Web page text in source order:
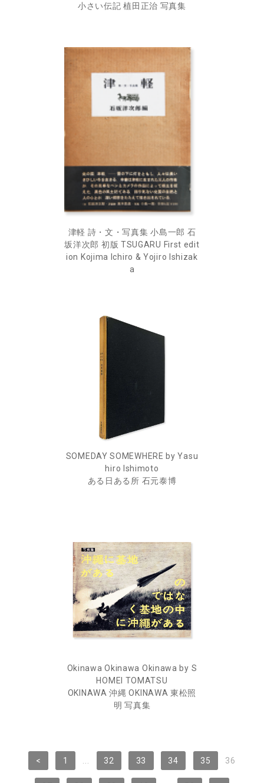
小さい伝記 植田正治 写真集
津軽 詩・文・写真集 小島一郎 石
坂洋次郎 初版 TSUGARU First edit
ion Kojima Ichiro & Yojiro Ishizak
a
SOMEDAY SOMEWHERE by Yasu
hiro Ishimoto
ある日ある所 石元泰博
Okinawa Okinawa Okinawa by S
HOMEI TOMATSU
OKINAWA 沖縄 OKINAWA 東松照
明 写真集
< 1 32 33 34 35 36